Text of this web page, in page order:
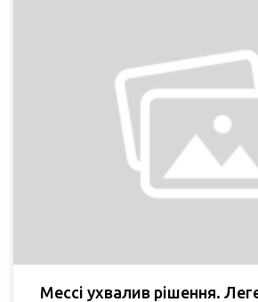
Мессі ухвалив рішення.